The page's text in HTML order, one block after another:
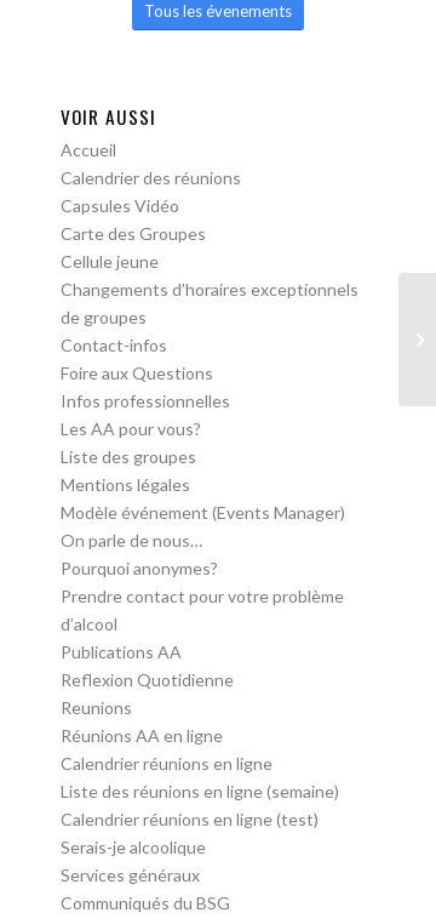
Tous les évenements
VOIR AUSSI
Accueil
Calendrier des réunions
Capsules Vidéo
Carte des Groupes
Cellule jeune
Changements d’horaires exceptionnels
de groupes
Contact-infos
Foire aux Questions
Infos professionnelles
Les AA pour vous?
Liste des groupes
Mentions légales
Modèle événement (Events Manager)
On parle de nous…
Pourquoi anonymes?
Prendre contact pour votre problème
d’alcool
Publications AA
Reflexion Quotidienne
Reunions
Réunions AA en ligne
Calendrier réunions en ligne
Liste des réunions en ligne (semaine)
Calendrier réunions en ligne (test)
Serais-je alcoolique
Services généraux
Communiqués du BSG